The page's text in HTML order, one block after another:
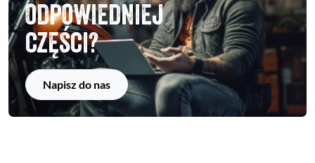
odpowiedniej
części?
Napisz do nas